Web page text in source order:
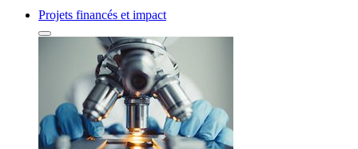
Projets financés et impact